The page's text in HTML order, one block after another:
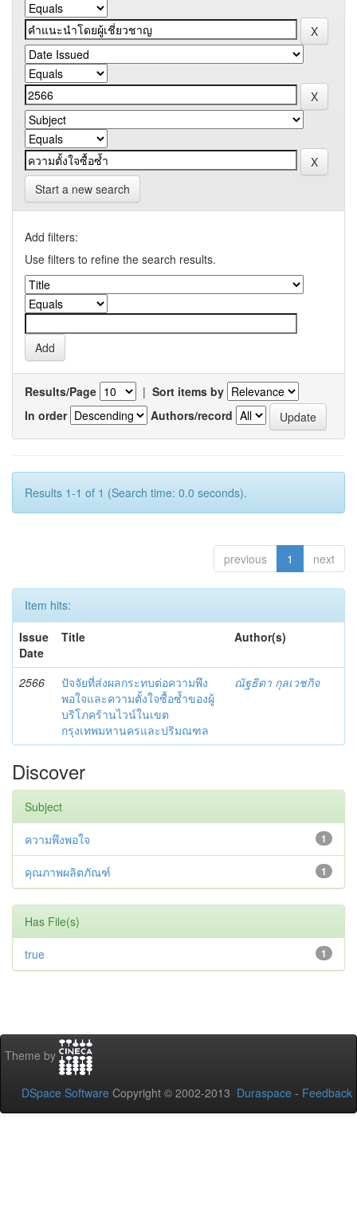
Start a new search
Add filters:
Use filters to refine the search results.
Results/Page | Sort items by
In order
Authors/record
Results 1-1 of 1 (Search time: 0.0 seconds).
previous 1 next
Item hits:
Issue
Date
Title Author(s)
2566
ปัจจัยที่ส่งผลกระทบต่อความพึง
พอใจและความตั้งใจซื้อซ้ำของผู้
บริโภคร้านไวน์ในเขต
กรุงเทพมหานครและปริมณฑล
ณัฐธิดา กุลเวชกิจ
Discover
Subject
1
ความพึงพอใจ
1
คุณภาพผลิตภัณฑ์
Has File(s)
1
true
Theme by
DSpace Software Copyright © 2002-2013 Duraspace - Feedback